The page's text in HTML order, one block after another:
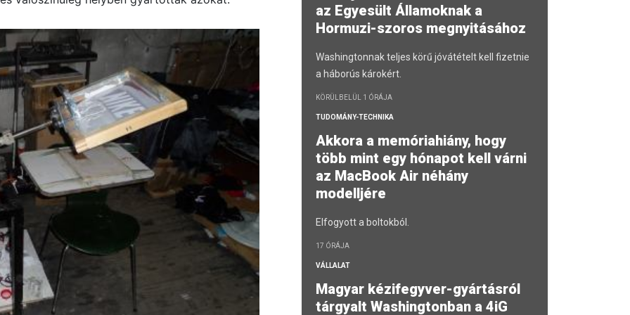
az Egyesült Államoknak a
Hormuzi-szoros megnyitásához
Washingtonnak teljes körű jóvátételt kell fizetnie
a háborús károkért.
KÖRÜLBELÜL 1 ÓRÁJA
TUDOMÁNY-TECHNIKA
Akkora a memóriahiány, hogy
több mint egy hónapot kell várni
az MacBook Air néhány
modelljére
Elfogyott a boltokból.
17 ÓRÁJA
VÁLLALAT
Magyar kézifegyver-gyártásról
tárgyalt Washingtonban a 4iG